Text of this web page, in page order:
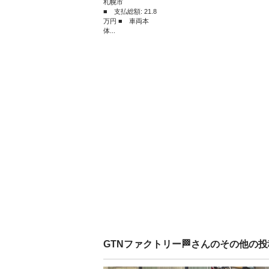
札幌市
■ 支払総額: 21.8
万円 ■ 車両本
体...
GTNファクトリー🏁さんのその他の